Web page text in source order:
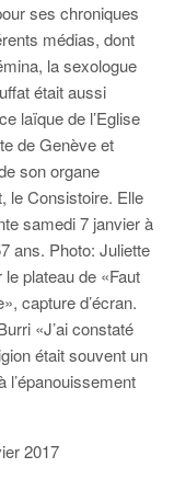
ses chroniques
médias, dont
la sexologue
était aussi
laïque de l’Eglise
de Genève et
son organe
le Consistoire. Elle
samedi 7 janvier à
ans. Photo: Juliette
le plateau de «Faut
capture d’écran.
«J’ai constaté
était souvent un
l’épanouissement
2017